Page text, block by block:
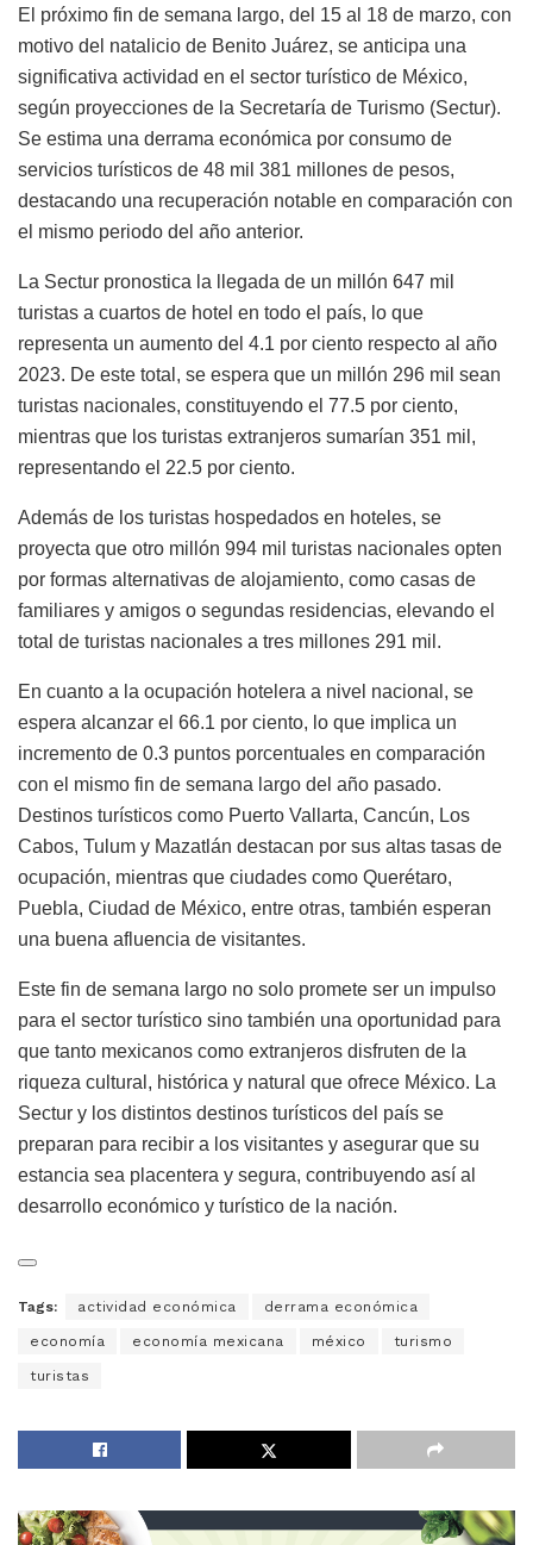
El próximo fin de semana largo, del 15 al 18 de marzo, con
motivo del natalicio de Benito Juárez, se anticipa una
significativa actividad en el sector turístico de México,
según proyecciones de la Secretaría de Turismo (Sectur).
Se estima una derrama económica por consumo de
servicios turísticos de 48 mil 381 millones de pesos,
destacando una recuperación notable en comparación con
el mismo periodo del año anterior.
La Sectur pronostica la llegada de un millón 647 mil
turistas a cuartos de hotel en todo el país, lo que
representa un aumento del 4.1 por ciento respecto al año
2023. De este total, se espera que un millón 296 mil sean
turistas nacionales, constituyendo el 77.5 por ciento,
mientras que los turistas extranjeros sumarían 351 mil,
representando el 22.5 por ciento.
Además de los turistas hospedados en hoteles, se
proyecta que otro millón 994 mil turistas nacionales opten
por formas alternativas de alojamiento, como casas de
familiares y amigos o segundas residencias, elevando el
total de turistas nacionales a tres millones 291 mil.
En cuanto a la ocupación hotelera a nivel nacional, se
espera alcanzar el 66.1 por ciento, lo que implica un
incremento de 0.3 puntos porcentuales en comparación
con el mismo fin de semana largo del año pasado.
Destinos turísticos como Puerto Vallarta, Cancún, Los
Cabos, Tulum y Mazatlán destacan por sus altas tasas de
ocupación, mientras que ciudades como Querétaro,
Puebla, Ciudad de México, entre otras, también esperan
una buena afluencia de visitantes.
Este fin de semana largo no solo promete ser un impulso
para el sector turístico sino también una oportunidad para
que tanto mexicanos como extranjeros disfruten de la
riqueza cultural, histórica y natural que ofrece México. La
Sectur y los distintos destinos turísticos del país se
preparan para recibir a los visitantes y asegurar que su
estancia sea placentera y segura, contribuyendo así al
desarrollo económico y turístico de la nación.
Tags: actividad económica derrama económica
economía economía mexicana méxico turismo
turistas